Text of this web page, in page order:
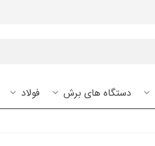
دستگاه های برش فولاد